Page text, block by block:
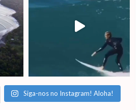
Siga-nos no Instagram! Aloha!